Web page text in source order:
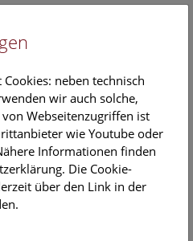
EN
des heutigen
besuchen Sie gern direkt
neben technisch
wir auch solche,
Webseitenzugriffen ist
wie Youtube oder
Informationen finden
Die Cookie-
über den Link in der